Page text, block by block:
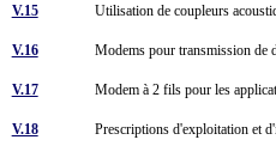
V.15 Utilisation de coupleurs
V.16 Modems pour transmission de
V.17 Modem à 2 fils pour les
V.18 Prescriptions d'exploitation et